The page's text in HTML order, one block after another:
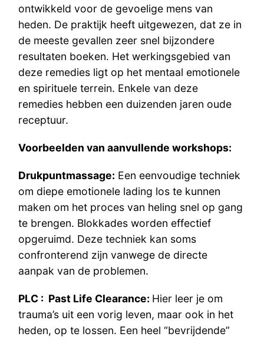
ontwikkeld voor de gevoelige mens van
heden. De praktijk heeft uitgewezen, dat ze in
de meeste gevallen zeer snel bijzondere
resultaten boeken. Het werkingsgebied van
deze remedies ligt op het mentaal emotionele
en spirituele terrein. Enkele van deze
remedies hebben een duizenden jaren oude
receptuur.
Voorbeelden van aanvullende workshops:
Drukpuntmassage: Een eenvoudige techniek
om diepe emotionele lading los te kunnen
maken om het proces van heling snel op gang
te brengen. Blokkades worden effectief
opgeruimd. Deze techniek kan soms
confronterend zijn vanwege de directe
aanpak van de problemen.
PLC : Past Life Clearance: Hier leer je om
trauma’s uit een vorig leven, maar ook in het
heden, op te lossen. Een heel “bevrijdende”